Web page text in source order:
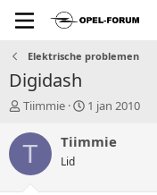
Elektrische problemen
Digidash
T
p
Tiimmie
S
a
1 jan 2010
T Tiimmie
Lid